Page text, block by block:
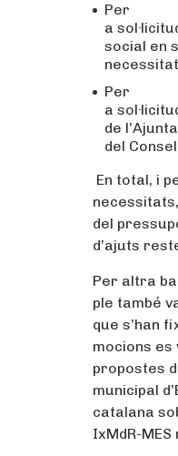
Per
a
social en
Per
a
de
del
En total, i
del
d’ajuts
Per altra
ple també
que s’han
mocions
propostes
municipal
catalana
IxMdR-